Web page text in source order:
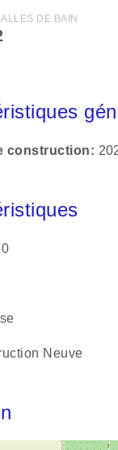
DE BAIN
construction
Neuve